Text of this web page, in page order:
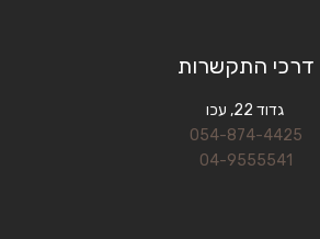
דרכי התקשרות
גדוד 22, עכו
054-874-4425
04-9555541